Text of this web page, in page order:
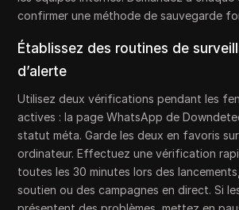
confirmer une méthode de sauvegarde
Établissez des routines de
d’alerte
Utilisez deux vérifications pendant les
actives : la page WhatsApp de
statut méta. Garde les deux en favoris
ordinateur. Effectuez une vérification
toutes les 30 minutes lors des
soutien ou des campagnes en direct. Si